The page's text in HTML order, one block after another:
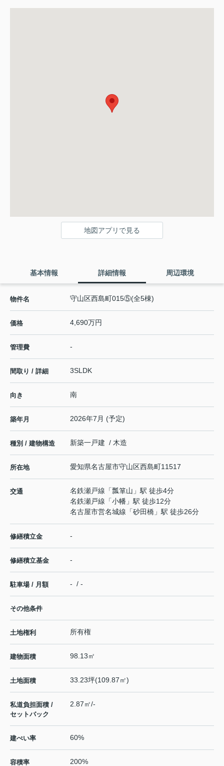
地図アプリで見る
基本情報 詳細情報 周辺環境
物件名 守山区西島町015⑤(全5棟)
価格 4,690万円
管理費 -
間取り / 詳細 3SLDK
向き 南
築年月 2026年7月 (予定)
種別 / 建物構造 新築一戸建 / 木造
所在地 愛知県名古屋市守山区西島町11517
交通 名鉄瀬戸線 「瓢箪山 」駅 徒歩4分
名鉄瀬戸線 「小幡 」駅 徒歩12分
名古屋市営名城線 「砂田橋 」駅 徒歩26分
修繕積立金 -
修繕積立基金 -
駐車場 / 月額 - / -
その他条件
土地権利 所有権
建物面積 98.13㎡
土地面積 33.23坪(109.87㎡)
私道負担面積 /
セットバック
2.87㎡/-
建ぺい率 60%
容積率 200%